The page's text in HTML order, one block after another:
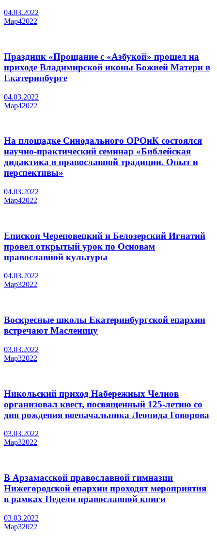
04.03.2022
Мар42022
Праздник «Прощание с «Азбукой» прошел на
приходе Владимирской иконы Божией Матери в
Екатеринбурге
04.03.2022
Мар42022
На площадке Синодального ОРОиК состоялся
научно-практический семинар «Библейская
дидактика в православной традиции. Опыт и
перспективы»
04.03.2022
Мар42022
Епископ Череповецкий и Белозерский Игнатий
провел открытый урок по Основам
православной культуры
04.03.2022
Мар32022
Воскресные школы Екатеринбургской епархии
встречают Масленицу
03.03.2022
Мар32022
Никольский приход Набережных Челнов
организовал квест, посвященный 125-летию со
дня рождения военачальника Леонида Говорова
03.03.2022
Мар32022
В Арзамасской православной гимназии
Нижегородской епархии проходят мероприятия
в рамках Недели православной книги
03.03.2022
Мар32022